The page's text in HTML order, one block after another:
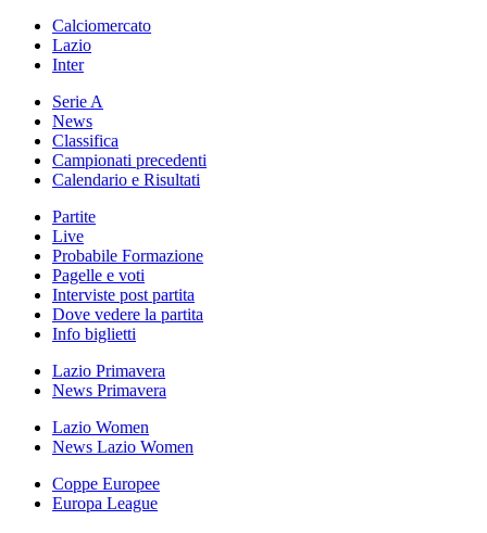
Calciomercato
Lazio
Inter
Serie A
News
Classifica
Campionati precedenti
Calendario e Risultati
Partite
Live
Probabile Formazione
Pagelle e voti
Interviste post partita
Dove vedere la partita
Info biglietti
Lazio Primavera
News Primavera
Lazio Women
News Lazio Women
Coppe Europee
Europa League